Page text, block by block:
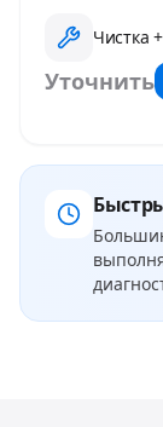
Чистка
Уточнить